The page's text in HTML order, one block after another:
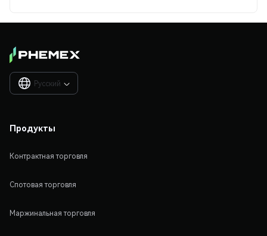
Русский 
Продукты
Контрактная торговля
Спотовая торговля
Маржинальная торговля